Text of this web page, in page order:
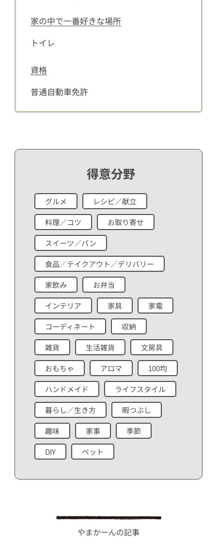
家の中で一番好きな場所
トイレ
資格
普通自動車免許
得意分野
グルメ レシピ／献立
料理／コツ お取り寄せ
スイーツ／パン
食品／テイクアウト／デリバリー
家飲み お弁当
インテリア 家具 家電
コーディネート 収納
雑貨 生活雑貨 文房具
おもちゃ アロマ 100均
ハンドメイド ライフスタイル
暮らし／生き方 暇つぶし
趣味 家事 季節
DIY ペット
やまかーんの記事